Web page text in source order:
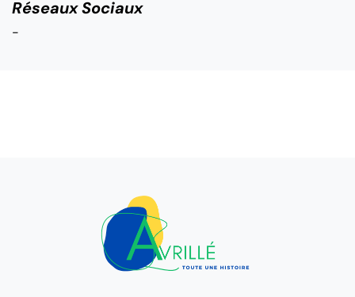
Réseaux Sociaux
-